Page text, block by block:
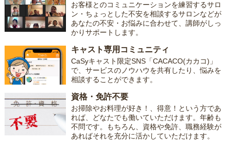
お客様とのコミュニケーションを練習するサロ
ン・ちょっとした不安を相談するサロンなどが
あなたの不安・お悩みに合わせて、講師がしっ
かりサポートします。
キャスト専用コミュニティ
CaSyキャスト限定SNS「CACACO(カカコ)」
で、サービスのノウハウを共有したり、悩みを
相談することができます。
資格・免許不要
お掃除やお料理が好き！、得意！という方であ
れば、どなたでも働いていただけます。年齢も
不問です。もちろん、資格や免許、職務経験が
あればそれを充分に活かしていただけます。